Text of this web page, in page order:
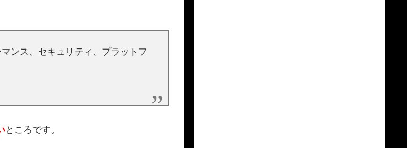
ンス、セキュリティ、プラットフ
ところです。